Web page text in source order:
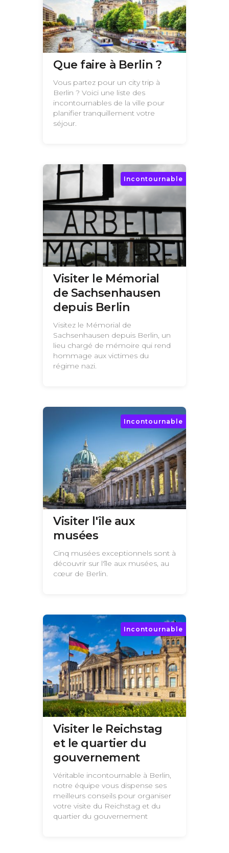
Que faire à Berlin ?
Vous partez pour un city trip à
Berlin ? Voici une liste des
incontournables de la ville pour
planifier tranquillement votre
séjour.
Incontournable
Visiter le Mémorial
de Sachsenhausen
depuis Berlin
Visitez le Mémorial de
Sachsenhausen depuis Berlin, un
lieu chargé de mémoire qui rend
hommage aux victimes du
régime nazi.
Incontournable
Visiter l'île aux
musées
Cinq musées exceptionnels sont à
découvrir sur l'île aux musées, au
cœur de Berlin.
Incontournable
Visiter le Reichstag
et le quartier du
gouvernement
Véritable incontournable à Berlin,
notre équipe vous dispense ses
meilleurs conseils pour organiser
votre visite du Reichstag et du
quartier du gouvernement